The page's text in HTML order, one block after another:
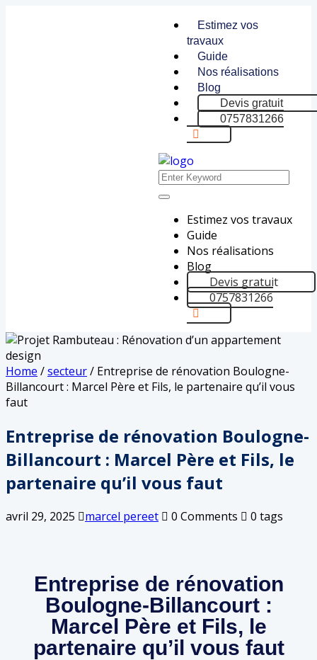
Estimez vos
travaux
Guide
Nos réalisations
Blog
Devis gratuit
0757831266
Estimez vos travaux
Guide
Nos réalisations
Blog
Devis gratuit
0757831266
Home /secteur/ Entreprise de rénovation Boulogne-
Billancourt : Marcel Père et Fils, le partenaire qu’il vous
faut
Entreprise de rénovation Boulogne-
Billancourt : Marcel Père et Fils, le
partenaire qu’il vous faut
avril 29, 2025 marcel pereet 0 Comments 0 tags
Entreprise de rénovation
Boulogne-Billancourt :
Marcel Père et Fils, le
partenaire qu’il vous faut